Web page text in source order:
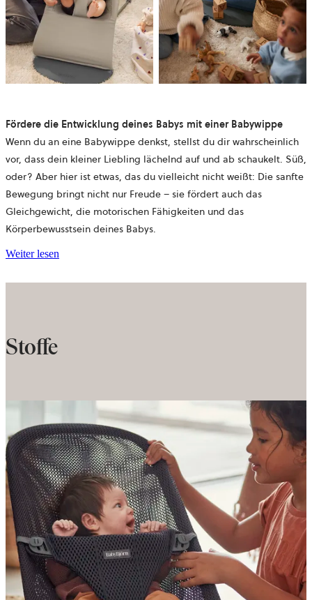
Fördere die Entwicklung deines Babys mit einer Babywippe
Wenn du an eine Babywippe denkst, stellst du dir wahrscheinlich
vor, dass dein kleiner Liebling lächelnd auf und ab schaukelt. Süß,
oder? Aber hier ist etwas, das du vielleicht nicht weißt: Die sanfte
Bewegung bringt nicht nur Freude – sie fördert auch das
Gleichgewicht, die motorischen Fähigkeiten und das
Körperbewusstsein deines Babys.
Weiter lesen
Stoffe